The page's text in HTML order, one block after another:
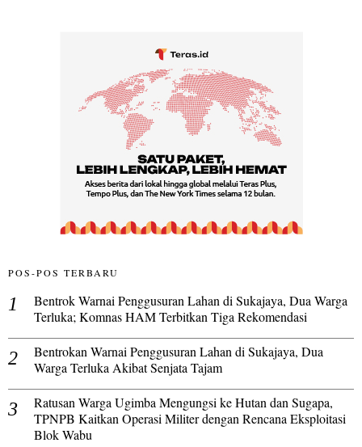
POS-POS TERBARU
Bentrok Warnai Penggusuran Lahan di Sukajaya, Dua Warga
Terluka; Komnas HAM Terbitkan Tiga Rekomendasi
Bentrokan Warnai Penggusuran Lahan di Sukajaya, Dua
Warga Terluka Akibat Senjata Tajam
Ratusan Warga Ugimba Mengungsi ke Hutan dan Sugapa,
TPNPB Kaitkan Operasi Militer dengan Rencana Eksploitasi
Blok Wabu